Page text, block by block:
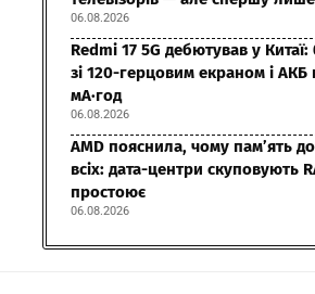
06.08.2026
Redmi 17 5G дебютував у
зі 120-герцовим екраном і АКБ
мА·год
06.08.2026
AMD пояснила, чому пам’ять
всіх: дата-центри скуповують
простоює
06.08.2026